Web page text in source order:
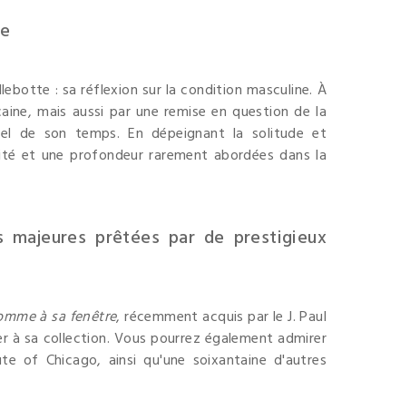
: sa réflexion sur la condition masculine. À
mais aussi par une remise en question de la
de son temps. En dépeignant la solitude et
et une profondeur rarement abordées dans la
prêtées par de prestigieux
à sa fenêtre, récemment acquis par le J. Paul
à sa collection. Vous pourrez également admirer
of Chicago, ainsi qu'une soixantaine d'autres